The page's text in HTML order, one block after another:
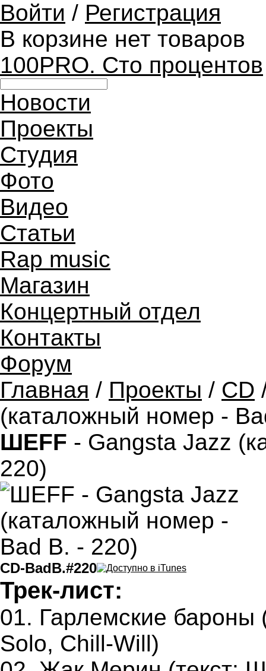
Войти / Регистрация
В корзине нет товаров
100PRO. Сто процентов
Новости
Проекты
Студия
Фото
Видео
Статьи
Rap music
Магазин
Концертный отдел
Контакты
Форум
Главная / Проекты / CD
(каталожный номер -
ШЕFF - Gangsta Jazz
220)
CD-BadB.#220
Трек-лист:
01. Гарлемские
Solo, Chill-Will)